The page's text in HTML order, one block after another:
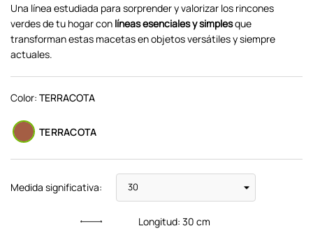
Una línea estudiada para sorprender y valorizar los rincones
verdes de tu hogar con líneas esenciales y simplesque
transforman estas macetas en objetos versátiles y siempre
actuales.
Color: TERRACOTA
TERRACOTA
Medida significativa:
Longitud:30 cm